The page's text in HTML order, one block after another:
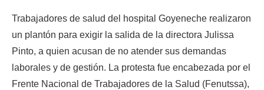
Trabajadores de salud del hospital Goyeneche realizaron
un plantón para exigir la salida de la directora Julissa
Pinto, a quien acusan de no atender sus demandas
laborales y de gestión. La protesta fue encabezada por el
Frente Nacional de Trabajadores de la Salud (Fenutssa),